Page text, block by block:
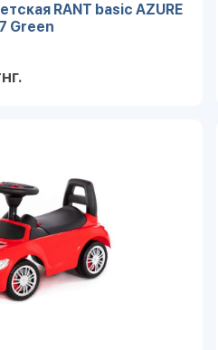
RANT basic AZURE
Green